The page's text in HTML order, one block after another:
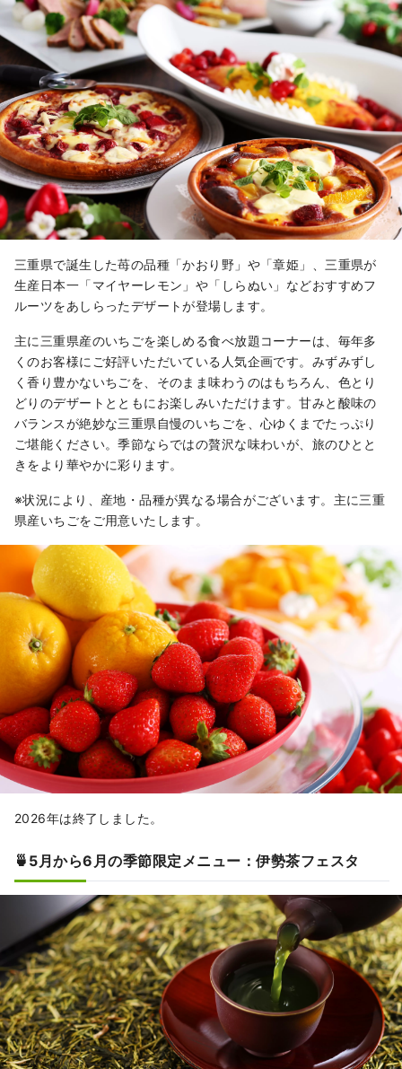
三重県で誕生した苺の品種「かおり野」や「章姫」、三重県が
生産日本一「マイヤーレモン」や「しらぬい」などおすすめフ
ルーツをあしらったデザートが登場します。
主に三重県産のいちごを楽しめる食べ放題コーナーは、毎年多
くのお客様にご好評いただいている人気企画です。みずみずし
く香り豊かないちごを、そのまま味わうのはもちろん、色とり
どりのデザートとともにお楽しみいただけます。甘みと酸味の
バランスが絶妙な三重県自慢のいちごを、心ゆくまでたっぷり
ご堪能ください。季節ならではの贅沢な味わいが、旅のひとと
きをより華やかに彩ります。
※状況により、産地・品種が異なる場合がございます。主に三重
県産いちごをご用意いたします。
2026年は終了しました。
🍵5月から6月の季節限定メニュー：伊勢茶フェスタ